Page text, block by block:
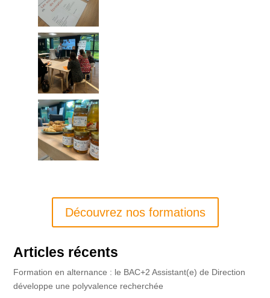
Découvrez nos formations
Articles récents
Formation en alternance : le BAC+2 Assistant(e) de Direction
développe une polyvalence recherchée